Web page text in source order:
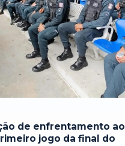
de enfrentamento ao
jogo da final do